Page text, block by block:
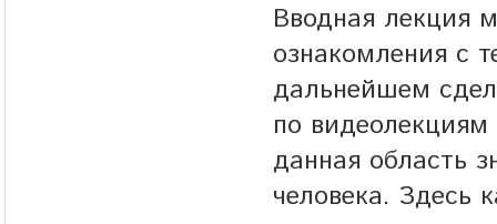
Вводная лекция
ознакомления с
дальнейшем
по
данная область
человека. Здесь